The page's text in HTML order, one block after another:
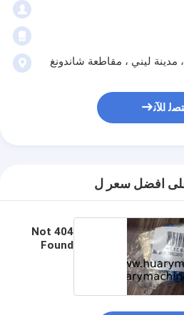
مدينة ليني ، مقاطعة شاندونغ
ﺍﻶﻧ
افضل سعر ل
404 Not
Found